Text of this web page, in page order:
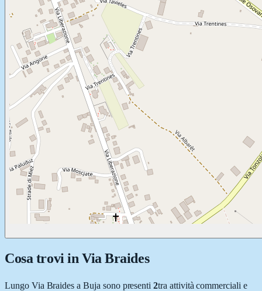
Cosa trovi in Via Braides
Lungo Via Braides aBuja sono presenti 2tra attività commerciali e